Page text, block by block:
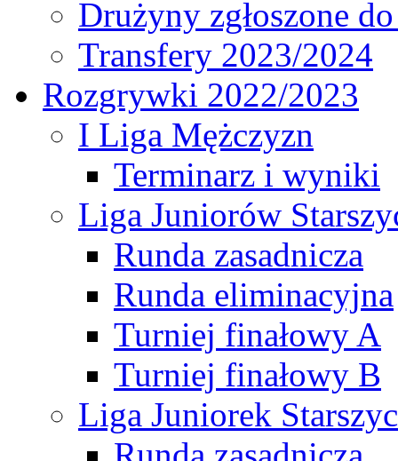
Drużyny zgłoszone
Transfery 2023/2024
Rozgrywki 2022/2023
I Liga Mężczyzn
Terminarz i wyniki
Liga Juniorów
Runda zasadnicza
Runda eliminacyjna
Turniej finałowy A
Turniej finałowy B
Liga Juniorek